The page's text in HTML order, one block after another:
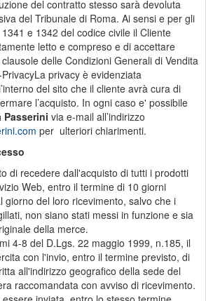
del contratto stesso sarà devoluta
del Tribunale di Roma. Ai sensi e per gli
e 1342 del codice civile il Cliente
letto e compreso e di accettare
delle Condizioni Generali di Vendita
privacy è evidenziata
del sito che il cliente avrà cura di
l’acquisto. In ogni caso e' possibile
Passerini via e-mail all’indirizzo
per ulteriori chiarimenti.
di recedere dall'acquisto di tutti i prodotti
Web, entro il termine di 10 giorni
giorno del loro ricevimento, salvo che i
non siano stati messi in funzione e sia
della merce.
4-8 del D.Lgs. 22 maggio 1999, n.185, il
con l'invio, entro il termine previsto, di
all'indirizzo geografico della sede del
raccomandata con avviso di ricevimento.